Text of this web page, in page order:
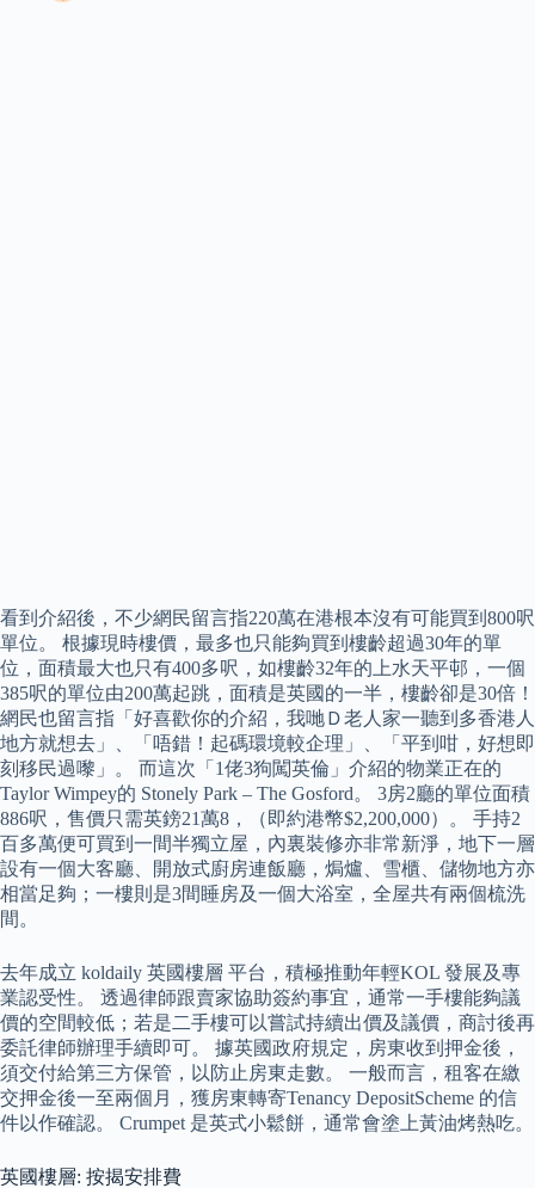
看到介紹後，不少網民留言指220萬在港根本沒有可能買到800呎
單位。 根據現時樓價，最多也只能夠買到樓齡超過30年的單
位，面積最大也只有400多呎，如樓齡32年的上水天平邨，一個
385呎的單位由200萬起跳，面積是英國的一半，樓齡卻是30倍！
網民也留言指「好喜歡你的介紹，我哋Ｄ老人家一聽到多香港人
地方就想去」、「唔錯！起碼環境較企理」、「平到咁，好想即
刻移民過嚟」。 而這次「1佬3狗闖英倫」介紹的物業正在的
Taylor Wimpey的 Stonely Park – The Gosford。 3房2廳的單位面積
886呎，售價只需英鎊21萬8，（即約港幣$2,200,000）。 手持2
百多萬便可買到一間半獨立屋，內裏裝修亦非常新淨，地下一層
設有一個大客廳、開放式廚房連飯廳，焗爐、雪櫃、儲物地方亦
相當足夠；一樓則是3間睡房及一個大浴室，全屋共有兩個梳洗
間。
去年成立 koldaily 英國樓層 平台，積極推動年輕KOL 發展及專
業認受性。 透過律師跟賣家協助簽約事宜，通常一手樓能夠議
價的空間較低；若是二手樓可以嘗試持續出價及議價，商討後再
委託律師辦理手續即可。 據英國政府規定，房東收到押金後，
須交付給第三方保管，以防止房東走數。 一般而言，租客在繳
交押金後一至兩個月，獲房東轉寄Tenancy DepositScheme 的信
件以作確認。 Crumpet 是英式小鬆餅，通常會塗上黃油烤熱吃。
英國樓層: 按揭安排費